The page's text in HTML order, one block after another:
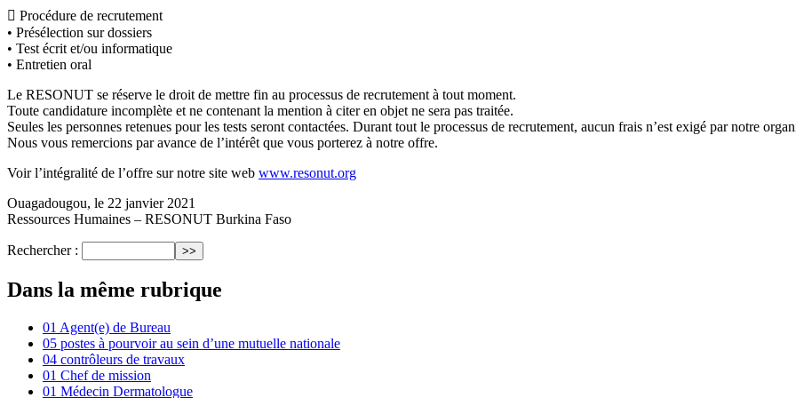
 Procédure de recrutement
• Présélection sur dossiers
• Test écrit et/ou informatique
• Entretien oral
Le RESONUT se réserve le droit de mettre fin au processus de recrutement à tout moment.
Toute candidature incomplète et ne contenant la mention à citer en objet ne sera pas traitée.
Seules les personnes retenues pour les tests seront contactées. Durant tout le processus de recrutement, aucun frais n’est exigé par notre
Nous vous remercions par avance de l’intérêt que vous porterez à notre offre.
Voir l’intégralité de l’offre sur notre site web www.resonut.org
Ouagadougou, le 22 janvier 2021
Ressources Humaines – RESONUT Burkina Faso
Rechercher :
Dans la même rubrique
01 Agent(e) de Bureau
05 postes à pourvoir au sein d’une mutuelle nationale
04 contrôleurs de travaux
01 Chef de mission
01 Médecin Dermatologue